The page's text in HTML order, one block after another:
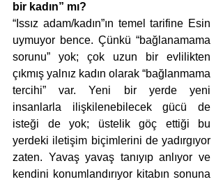
bir kadın” mı?
“Issız adam/kadın”ın temel tarifine Esin
uymuyor bence. Çünkü “bağlanamama
sorunu” yok; çok uzun bir evlilikten
çıkmış yalnız kadın olarak “bağlanmama
tercihi” var. Yeni bir yerde yeni
insanlarla ilişkilenebilecek gücü de
isteği de yok; üstelik göç ettiği bu
yerdeki iletişim biçimlerini de yadırgıyor
zaten. Yavaş yavaş tanıyıp anlıyor ve
kendini konumlandırıyor kitabın sonuna